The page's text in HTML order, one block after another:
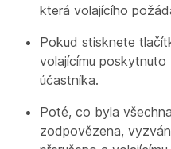
která volajícího
Pokud stisknete
volajícímu
účastníka.
Poté, co byla
zodpovězena,